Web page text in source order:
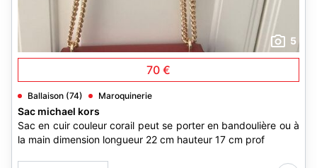
5
70 €
Ballaison (74) Maroquinerie
Sac michael kors
Sac en cuir couleur corail peut se porter en bandoulière ou à
la main dimension longueur 22 cm hauteur 17 cm prof